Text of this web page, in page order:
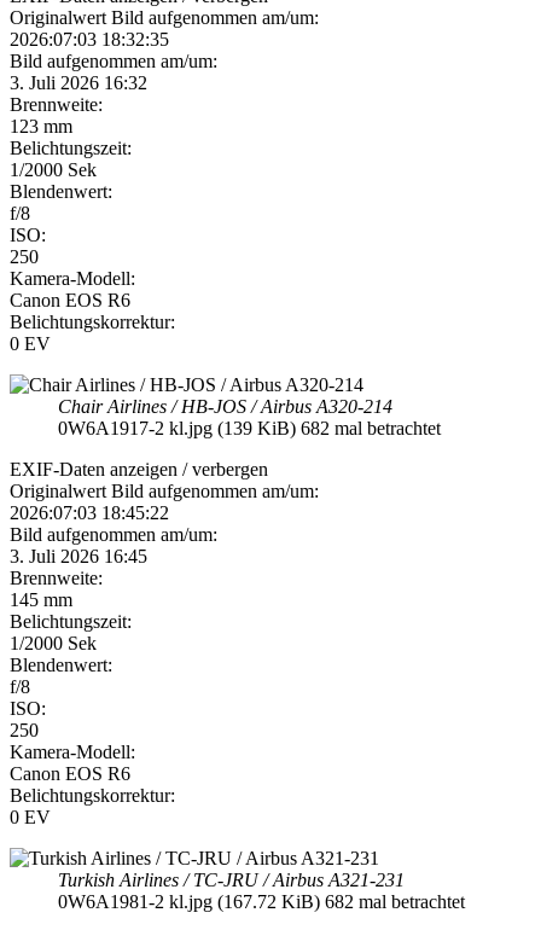
Originalwert Bild aufgenommen am/um:
2026:07:03 18:32:35
Bild aufgenommen am/um:
3. Juli 2026 16:32
Brennweite:
123 mm
Belichtungszeit:
1/2000 Sek
Blendenwert:
f/8
ISO:
250
Kamera-Modell:
Canon EOS R6
Belichtungskorrektur:
0 EV
Chair Airlines / HB-JOS / Airbus A320-214
0W6A1917-2 kl.jpg (139 KiB) 682 mal betrachtet
EXIF-Daten anzeigen / verbergen
Originalwert Bild aufgenommen am/um:
2026:07:03 18:45:22
Bild aufgenommen am/um:
3. Juli 2026 16:45
Brennweite:
145 mm
Belichtungszeit:
1/2000 Sek
Blendenwert:
f/8
ISO:
250
Kamera-Modell:
Canon EOS R6
Belichtungskorrektur:
0 EV
Turkish Airlines / TC-JRU / Airbus A321-231
0W6A1981-2 kl.jpg (167.72 KiB) 682 mal betrachtet